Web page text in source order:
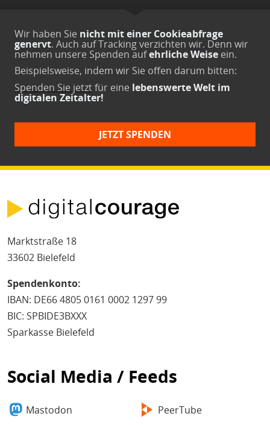
Wir haben Sie nicht mit einer Cookieabfrage
genervt. Auch auf Tracking verzichten wir. Denn wir
nehmen unsere Spenden aufehrliche Weise ein.
Beispielsweise, indem wir Sie offen darum bitten:
Spenden Sie jetztfür eine lebenswerte Welt im
digitalen Zeitalter!
JETZT SPENDEN
Marktstraße 18
33602 Bielefeld
Spendenkonto:
IBAN: DE66 4805 0161 0002 1297 99
BIC: SPBIDE3BXXX
Sparkasse Bielefeld
Social Media / Feeds
Mastodon
PeerTube